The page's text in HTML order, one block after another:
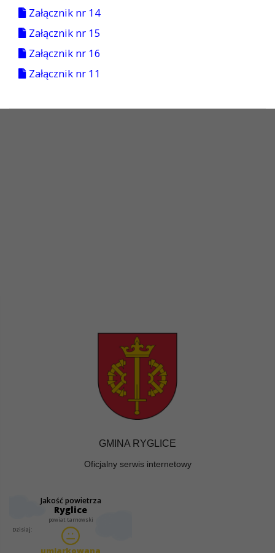
Załącznik nr 14
Załącznik nr 15
Załącznik nr 16
Załącznik nr 11
GMINA RYGLICE
Oficjalny serwis internetowy